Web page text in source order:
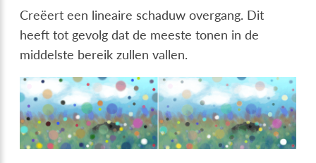
Creëert een lineaire schaduw overgang. Dit
heeft tot gevolg dat de meeste tonen in de
middelste bereik zullen vallen.